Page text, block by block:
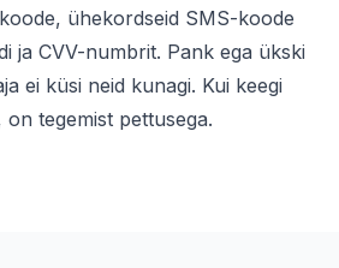
ühekordseid SMS-koode
ja CVV-numbrit. Pank ega ükski
ei küsi neid kunagi. Kui keegi
tegemist pettusega.